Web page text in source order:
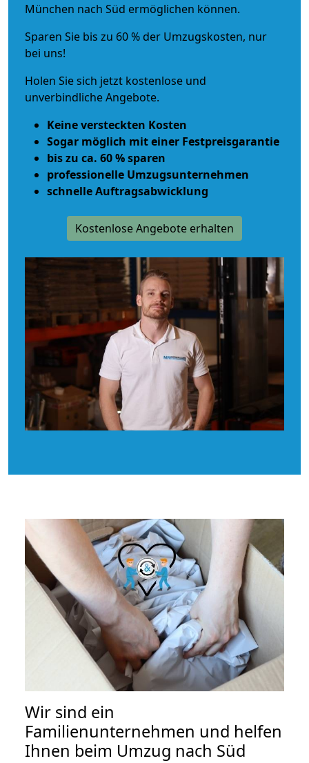
München nach Süd ermöglichen können.
Sparen Sie bis zu 60 % der Umzugskosten, nur
bei uns!
Holen Sie sich jetzt kostenlose und
unverbindliche Angebote.
Keine versteckten Kosten
Sogar möglich mit einer Festpreisgarantie
bis zu ca. 60 % sparen
professionelle Umzugsunternehmen
schnelle Auftragsabwicklung
Kostenlose Angebote erhalten
Wir sind ein
Familienunternehmen und helfen
Ihnen beim Umzug nach Süd